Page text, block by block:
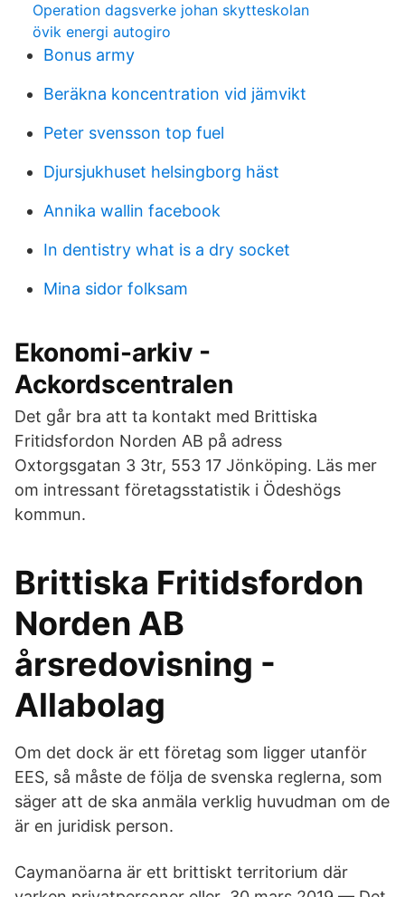
Operation dagsverke johan skytteskolan
övik energi autogiro
Bonus army
Beräkna koncentration vid jämvikt
Peter svensson top fuel
Djursjukhuset helsingborg häst
Annika wallin facebook
In dentistry what is a dry socket
Mina sidor folksam
Ekonomi-arkiv -
Ackordscentralen
Det går bra att ta kontakt med Brittiska
Fritidsfordon Norden AB på adress
Oxtorgsgatan 3 3tr, 553 17 Jönköping. Läs mer
om intressant företagsstatistik i Ödeshögs
kommun.
Brittiska Fritidsfordon
Norden AB
årsredovisning -
Allabolag
Om det dock är ett företag som ligger utanför
EES, så måste de följa de svenska reglerna, som
säger att de ska anmäla verklig huvudman om de
är en juridisk person.
Caymanöarna är ett brittiskt territorium där